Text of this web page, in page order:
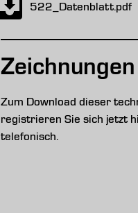
522_Datenblatt.pdf
Zum Download dieser
registrieren Sie sich jetzt
telefonisch.